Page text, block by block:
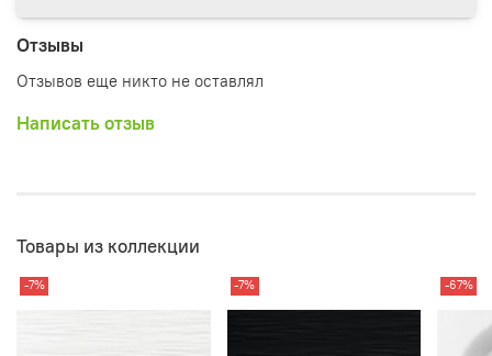
Отзывы
Отзывов еще никто не оставлял
Написать отзыв
Товары из коллекции
-7% -7% -67%